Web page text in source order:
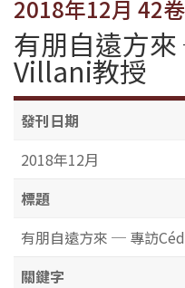
2018年12月 42
有朋自遠方
Villani教授
發刊日期
2018年12月
標題
有朋自遠方來 ─ 專訪
關鍵字